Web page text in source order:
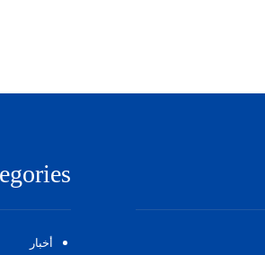
أخبار